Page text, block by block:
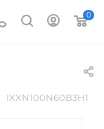
0
IXXN100N60B3H1